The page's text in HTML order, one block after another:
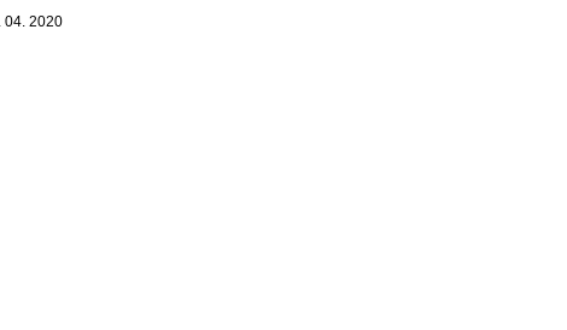
04. 2020